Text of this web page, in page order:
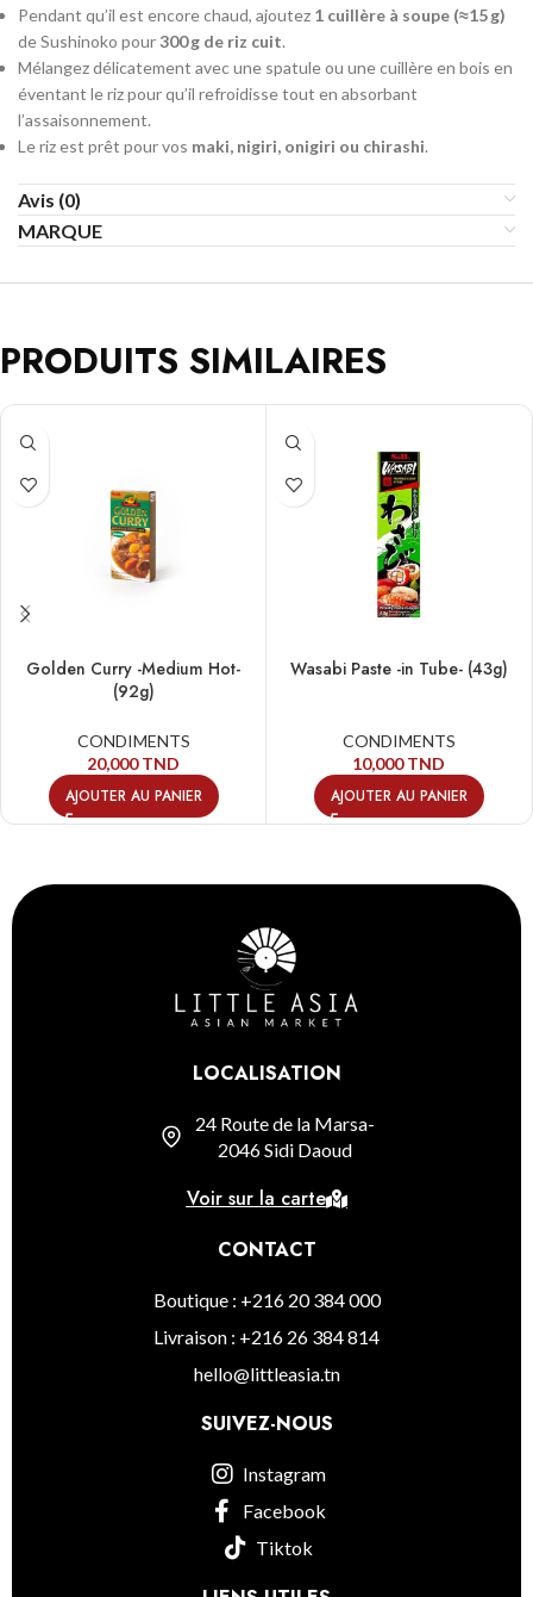
Pendant qu’il est encore chaud, ajoutez 1 cuillère à soupe (≈15 g)
de Sushinoko pour300 g de riz cuit.
Mélangez délicatement avec une spatule ou une cuillère en bois en
éventant le riz pour qu’il refroidisse tout en absorbant
l’assaisonnement.
Le riz est prêt pour vos maki, nigiri, onigiri ou chirashi.
Avis (0)
MARQUE
PRODUITS SIMILAIRES
Golden Curry -Medium Hot-
(92g)
CONDIMENTS
20,000TND
AJOUTER AU PANIER
Wasabi Paste -in Tube- (43g)
CONDIMENTS
10,000TND
AJOUTER AU PANIER
LOCALISATION
24 Route de la Marsa-
2046 Sidi Daoud
Voir sur la carte
CONTACT
Boutique : +216 20 384 000
Livraison : +216 26 384 814
hello@littleasia.tn
SUIVEZ-NOUS
Instagram
Facebook
Tiktok